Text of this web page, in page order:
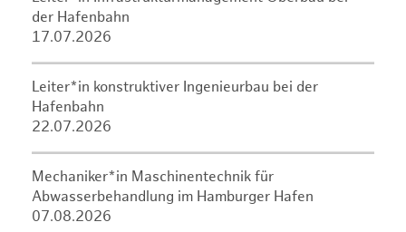
der Hafenbahn
17.07.2026
Leiter*in konstruktiver Ingenieurbau bei der
Hafenbahn
22.07.2026
Mechaniker*in Maschinentechnik für
Abwasserbehandlung im Hamburger Hafen
07.08.2026